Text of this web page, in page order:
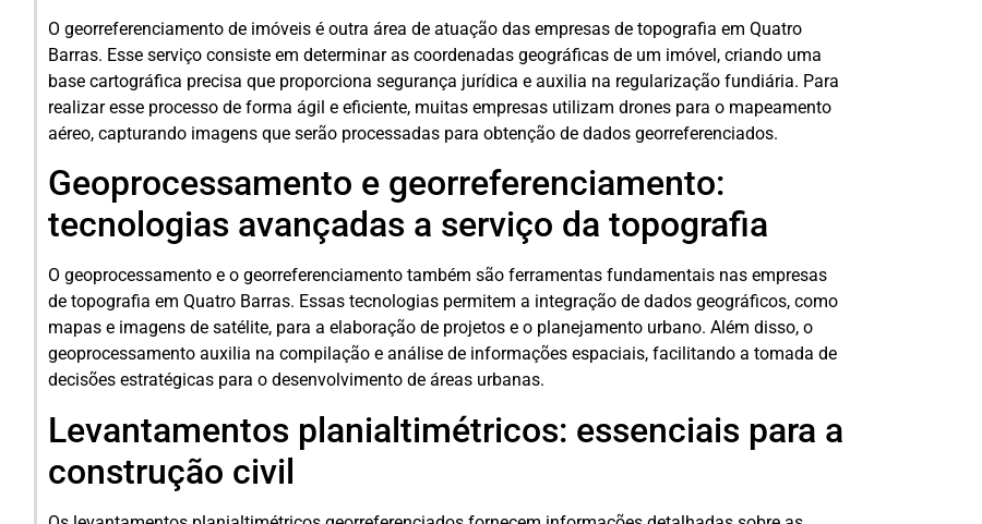
O georreferenciamento de imóveis é outra área de atuação das empresas de topografia em Quatro
Barras. Esse serviço consiste em determinar as coordenadas geográficas de um imóvel, criando uma
base cartográfica precisa que proporciona segurança jurídica e auxilia na regularização fundiária. Para
realizar esse processo de forma ágil e eficiente, muitas empresas utilizam drones para o mapeamento
aéreo, capturando imagens que serão processadas para obtenção de dados georreferenciados.
Geoprocessamento e georreferenciamento:
tecnologias avançadas a serviço da topografia
O geoprocessamento e o georreferenciamento também são ferramentas fundamentais nas empresas
de topografia em Quatro Barras. Essas tecnologias permitem a integração de dados geográficos, como
mapas e imagens de satélite, para a elaboração de projetos e o planejamento urbano. Além disso, o
geoprocessamento auxilia na compilação e análise de informações espaciais, facilitando a tomada de
decisões estratégicas para o desenvolvimento de áreas urbanas.
Levantamentos planialtimétricos: essenciais para a
construção civil